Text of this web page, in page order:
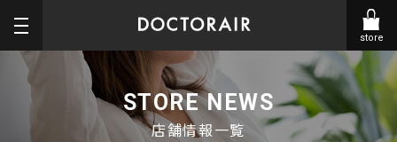
store
STORE NEWS
店舗情報一覧